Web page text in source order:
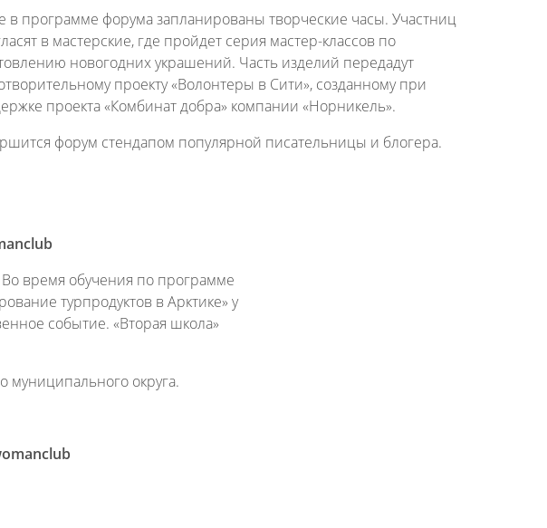
в программе форума запланированы творческие часы. Участниц
в мастерские, где пройдет серия мастер-классов по
новогодних украшений. Часть изделий передадут
проекту «Волонтеры в Сити», созданному при
проекта «Комбинат добра» компании «Норникель».
форум стендапом популярной писательницы и блогера.
время обучения по программе
турпродуктов в Арктике» у
событие. «Вторая школа»
округа.